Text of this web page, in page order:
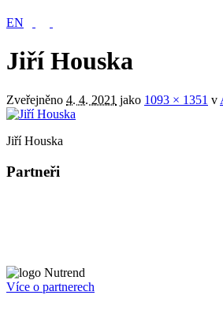
EN
Jiří Houska
Zveřejněno 4. 4. 2021 jako 1093 × 1351 v
Jiří Houska
Partneři
Více o partnerech